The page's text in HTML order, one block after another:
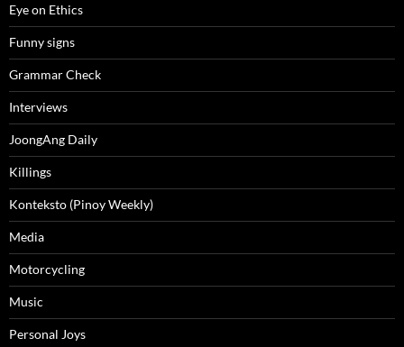
Eye on Ethics
Funny signs
Grammar Check
Interviews
JoongAng Daily
Killings
Konteksto (Pinoy Weekly)
Media
Motorcycling
Music
Personal Joys